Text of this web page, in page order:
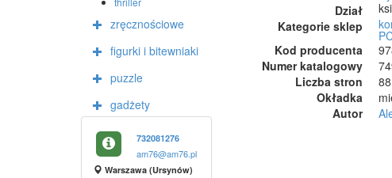
zręcznościowe
figurki i bitewniaki
puzzle
gadżety
732081276
am76@am76.pl
Warszawa (Ursynów)
Dział
Kategorie sklep
Kod producenta
Numer katalogowy
Liczba stron
88
Okładka
Autor